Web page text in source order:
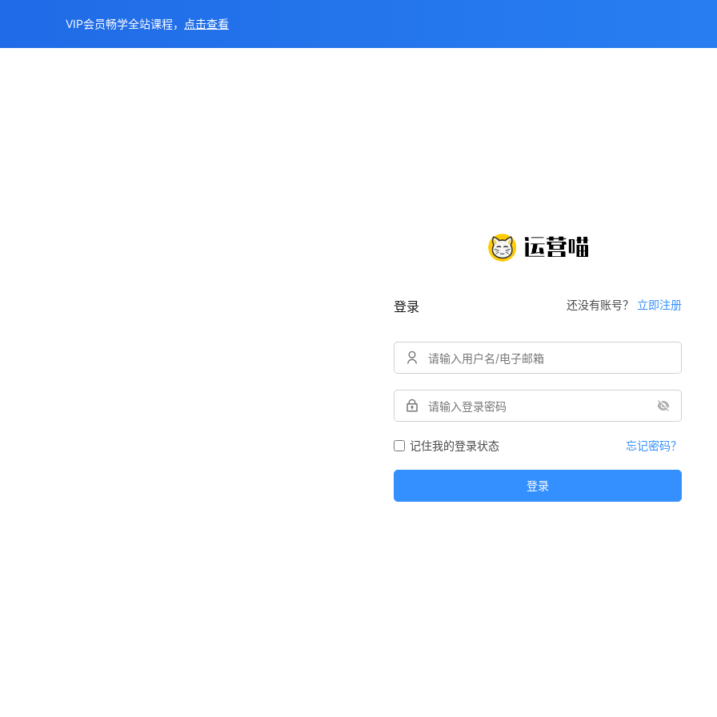
登录 还没有账号？ 立即注册
记住我的登录状态 忘记密码？
登录
VIP会员畅学全站课程， 点击查看